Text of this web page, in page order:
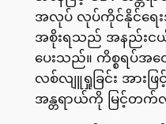
အလုပ် လုပ်ကိုင်နိုင်ရေ
အစိုးရသည် အနည်းင
ပေးသည်။ ကိစ္စရပ်အတေ
လစ်လျူရှုခြင်း အားဖြင့်
အန္တရာယ်ကို မြင့်တက်